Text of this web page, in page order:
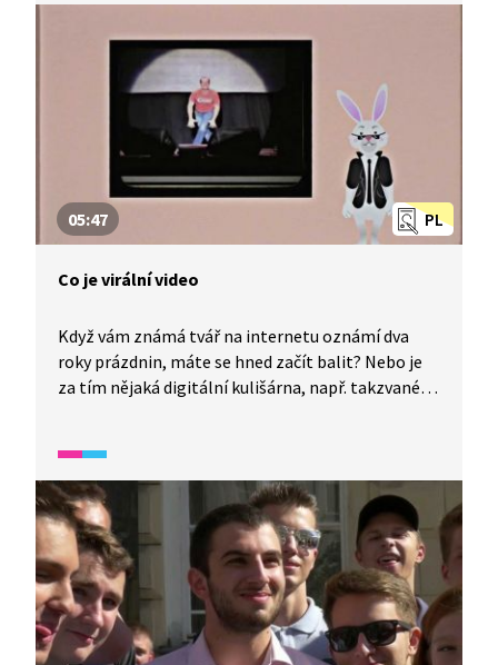
upravené obrázky ovlivňují náš pohled na realitu,
představí nám i vodosvětelné graffity.
PL
05:47
Co je virální video
Když vám známá tvář na internetu oznámí dva
roky prázdnin, máte se hned začít balit? Nebo je
za tím nějaká digitální kulišárna, např. takzvané
věřit? Ověřujte si zdroje... Pokud zveřejňujete svá
videa, počítejte i s negativními reakcemi
sledujících.